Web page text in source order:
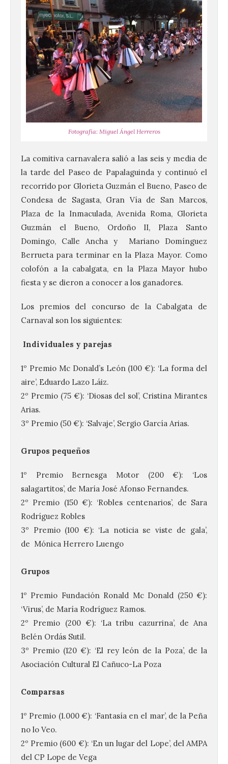
Fotografía: Miguel Ángel Herreros
La comitiva carnavalera salió a las seis y media de
la tarde del Paseo de Papalaguinda y continuó el
recorrido por Glorieta Guzmán el Bueno, Paseo de
Condesa de Sagasta, Gran Vía de San Marcos,
Plaza de la Inmaculada, Avenida Roma, Glorieta
Guzmán el Bueno, Ordoño II, Plaza Santo
Domingo, Calle Ancha y Mariano Domínguez
Berrueta para terminar en la Plaza Mayor. Como
colofón a la cabalgata, en la Plaza Mayor hubo
fiesta y se dieron a conocer a los ganadores.
Los premios del concurso de la Cabalgata de
Carnaval son los siguientes:
Individuales y parejas
1º Premio Mc Donald’s León (100 €): ‘La forma del
aire’, Eduardo Lazo Láiz.
2º Premio (75 €): ‘Diosas del sol’, Cristina Mirantes
Arias.
3º Premio (50 €): ‘Salvaje’, Sergio García Arias.
Grupos pequeños
1º Premio Bernesga Motor (200 €): ‘Los
salagartitos’, de María José Afonso Fernandes.
2º Premio (150 €): ‘Robles centenarios’, de Sara
Rodríguez Robles
3º Premio (100 €): ‘La noticia se viste de gala’,
de Mónica Herrero Luengo
Grupos
1º Premio Fundación Ronald Mc Donald (250 €):
‘Virus’, de María Rodríguez Ramos.
2º Premio (200 €): ‘La tribu cazurrina’, de Ana
Belén Ordás Sutil.
3º Premio (120 €): ‘El rey león de la Poza’, de la
Asociación Cultural El Cañuco-La Poza
Comparsas
1º Premio (1.000 €): ‘Fantasía en el mar’, de la Peña
no lo Veo.
2º Premio (600 €): ‘En un lugar del Lope’, del AMPA
del CP Lope de Vega